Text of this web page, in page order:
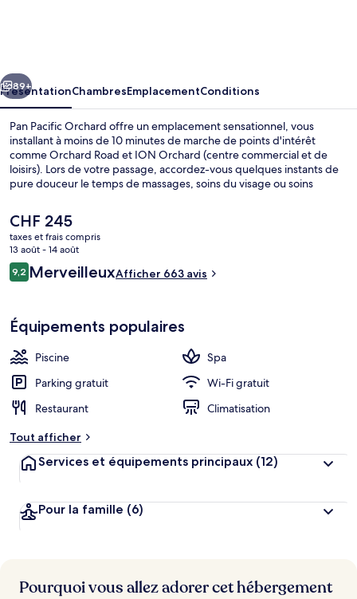
Suivant
89+
PrésentationChambresEmplacementConditions
Pan Pacific Orchard offre un emplacement sensationnel, vous
installant à moins de 10 minutes de marche de points d'intérêt
comme Orchard Road et ION Orchard (centre commercial et de
loisirs). Lors de votre passage, accordez-vous quelques instants de
pure douceur le temps de massages, soins du visage ou soins
pour vous servir le petit déjeuner, le déjeuner et le dîner. Cet hôtel
de luxe abrite en outre 2 piscines extérieures, un bar en bord de
piscine et une salle de fitness. Les autres voyageurs ne disent que
du bien en ce qui concerne le personnel attentionné.
L'hébergement se situe à une très courte distance à pied des
transports publics : Station Orchard se trouve à 8 min et Station
Le
prix
actuel
est
de
CHF 245
taxes et frais compris
13 août - 14 août
Avis
voyageurs
9,29,2 sur 10
MerveilleuxAfficher 663 avis
Équipements populaires
Piscine
Spa
Parking gratuit
Wi-Fi gratuit
Restaurant
Climatisation
Tout afficher
Services et équipements principaux (12)
Pour la famille (6)
Pourquoi vous allez adorer cet hébergement